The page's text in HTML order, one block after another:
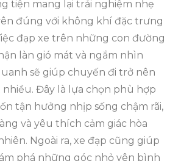
tiện mang lại trải nghiệm nhẹ
đúng với không khí đặc trưng
đạp xe trên những con đường
làn gió mát và ngắm nhìn
sẽ giúp chuyến đi trở nên
Đây là lựa chọn phù hợp
tận hưởng nhịp sống chậm rãi,
và yêu thích cảm giác hòa
Ngoài ra, xe đạp cũng giúp
phá những góc nhỏ yên bình